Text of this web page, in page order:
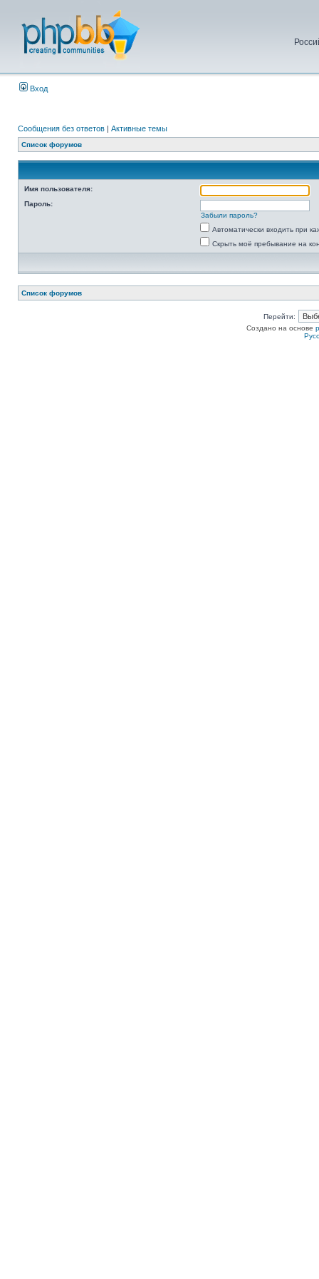
Вход
Сообщения без ответов | Активные темы
Список форумов
Имя пользователя:
Пароль:
Забыли пароль?
Автоматически входить при
Скрыть моё пребывание на
Список форумов
Перейти:
Создано на основе